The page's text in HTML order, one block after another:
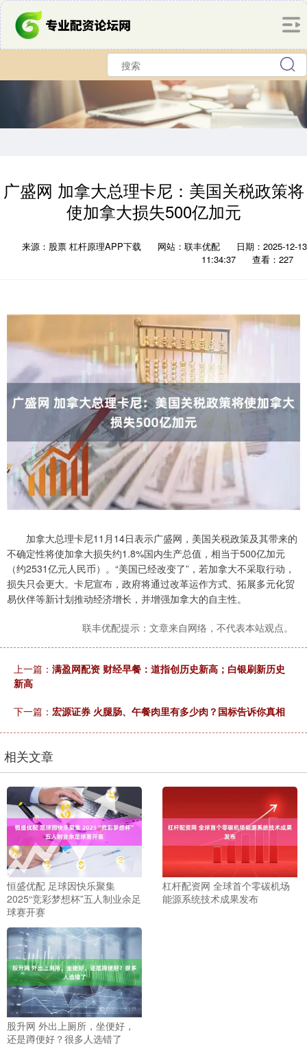
广盛网 加拿大总理卡尼：美国关税政策将
使加拿大损失500亿加元
来源：股票 杠杆原理APP下载 网站：联丰优配
日期：2025-12-13
11:34:37
查看：227
加拿大总理卡尼11月14日表示广盛网，美国关税政策及其带来的
不确定性将使加拿大损失约1.8%国内生产总值，相当于500亿加元
（约2531亿元人民币）。“美国已经改变了”，若加拿大不采取行动，
损失只会更大。卡尼宣布，政府将通过改革运作方式、拓展多元化贸
易伙伴等新计划推动经济增长，并增强加拿大的自主性。
联丰优配提示：文章来自网络，不代表本站观点。
上一篇： 满盈网配资 财经早餐：道指创历史新高；白银刷新历史
新高
下一篇： 宏源证券 火腿肠、午餐肉里有多少肉？国标告诉你真相
相关文章
恒盛优配 足球因快乐聚集
2025“竞彩梦想杯”五人制业余足
球赛开赛
杠杆配资网 全球首个零碳机场
能源系统技术成果发布
股升网 外出上厕所，坐便好，
还是蹲便好？很多人选错了